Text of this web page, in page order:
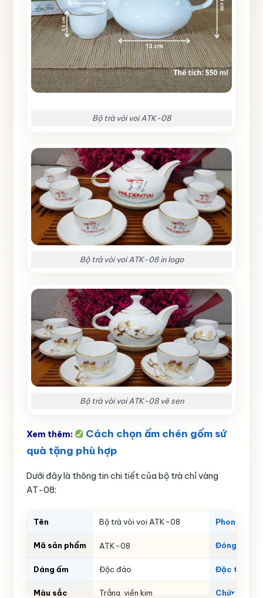
Bộ trà vòi voi ATK-08
Bộ trà vòi voi ATK-08 in logo
Bộ trà vòi voi ATK-08 vẽ sen
Xem thêm:
Cách chọn ấm chén gốm sứ
quà tặng phù hợp
Dưới đây là thông tin chi tiết của bộ trà chỉ vàng
AT-08:
Tên Bộ trà vòi voi ATK-08 Phong cách
Mã sản phẩm ATK-08 Đóng gói
Dáng ấm Độc đáo Đặc tính
Màu sắc Trắng, viền kim Chứng nhận